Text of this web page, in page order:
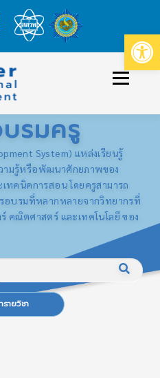
Menu
ตร/รายวิชาที่เปิดสอน
บบ/สมัครสมาชิก
รมครู
System) แหล่งเรียนรู้
มรู้หรือพัฒนาศักยภาพของ
ทคนิคการสอน โดยครูสามารถ
อบรมที่หลากหลายจากวิทยากรที่
คณิตศาสตร์ และเทคโนโลยี ของ
ายวิชา